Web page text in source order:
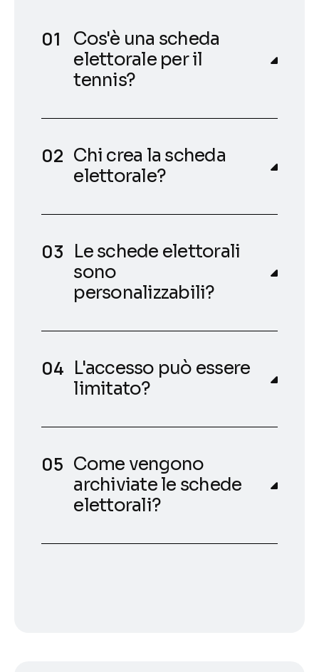
Cos'è una scheda
elettorale per il
tennis?
Chi crea la scheda
elettorale?
Le schede elettorali
sono
personalizzabili?
L'accesso può essere
limitato?
Come vengono
archiviate le schede
elettorali?